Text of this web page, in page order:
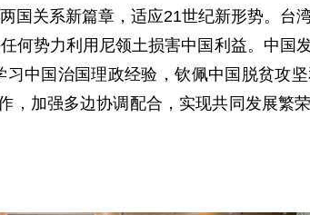
国关系新篇章，适应21世纪新形势。台
何势力利用尼领土损害中国利益。中国
中国治国理政经验，钦佩中国脱贫攻
，加强多边协调配合，实现共同发展繁